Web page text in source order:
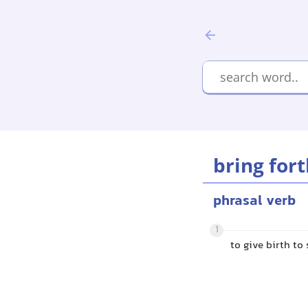
bring
phrasal verb
1
to give birth to